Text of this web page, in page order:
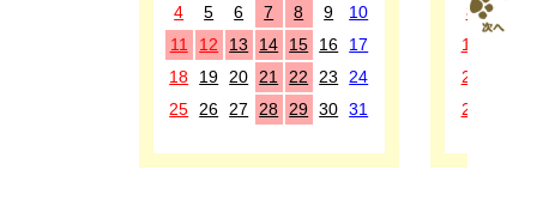
4
5 6 7 8 9
10
11
12 13 14 15 16
17
18
19 20 21 22 23
24
25
26 27 28 29 30 31
8
15
22
29